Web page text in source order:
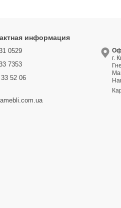
информация
0529
7353
52 06
г.